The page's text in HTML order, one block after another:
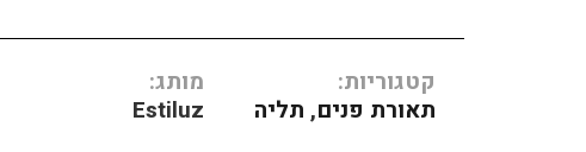
קטגוריות:
תאורת פנים, תליה
מותג:
Estiluz